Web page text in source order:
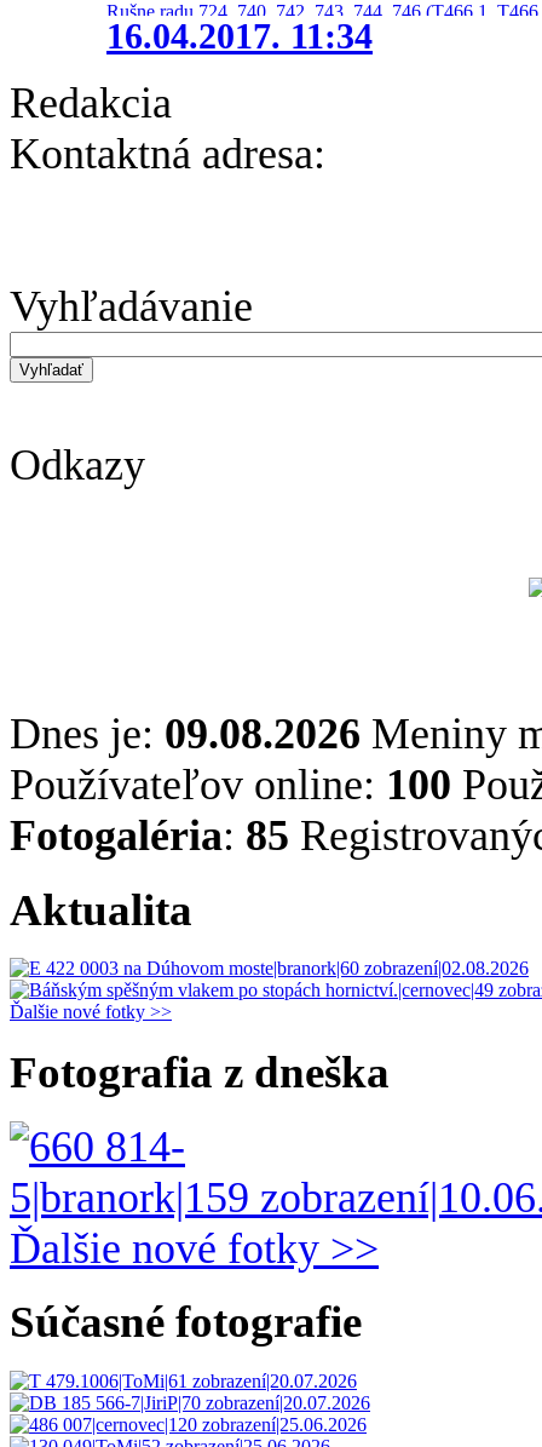
Rušne radu 724, 740, 742, 743, 744, 746 (T466.1,
16.04.2017. 11:34
Redakcia
Kontaktná adresa:
Vyhľadávanie
Odkazy
Dnes je: 09.08.2026 Meniny
Používateľov online: 100
Fotogaléria: 85
Aktualita
Ďalšie nové fotky >>
Fotografia z dneška
Ďalšie nové fotky >>
Súčasné fotografie